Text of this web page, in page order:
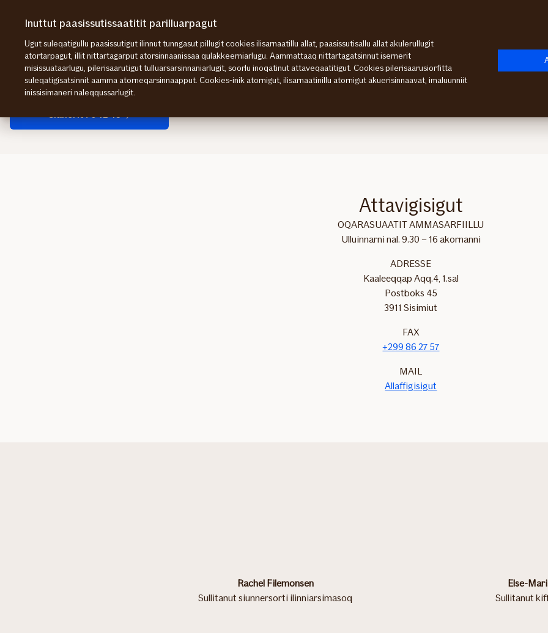
ingerlagit
Attavigisigut Sisimiut
Sisimiut
Sianerit 70 12 43
Attavigisigut
OQARASUAATIT AMMASARFIILLU
Ulluinnarni nal. 9.30 – 16 akornanni
ADRESSE
Kaaleeqqap Aqq.4, 1.sal
Postboks 45
3911 Sisimiut
FAX
+299 86 27 57
MAIL
Allaffigisigut
Rachel Filemonsen
Sullitanut siunnersorti ilinniarsimasoq
Else-
Sullitanut
Inuttut paasissutissaatitit parilluarpagut
Ugut suleqatigullu paasissutigut ilinnut tunngasut pillugit cookies ilisarnaatillu allat, paasissutisallu allat akulerullugit
atortarpagut, illit nittartagarput atorsinnaanissaa qulakkeerniarlugu. Aammattaaq nittartagatsinnut isernerit
misissuataarlugu, pilerisaarutigut tulluarsarsinnaniarlugit, soorlu inoqatinut attaveqaatitigut. Cookies pilerisaarusiorfitta
suleqatigisatsinnit aamma atorneqarsinnaapput. Cookies-inik atornigut, ilisarnaatinillu atornigut akuerisinnaavat, imaluunniit
inissisimaneri naleqqussarlugit.